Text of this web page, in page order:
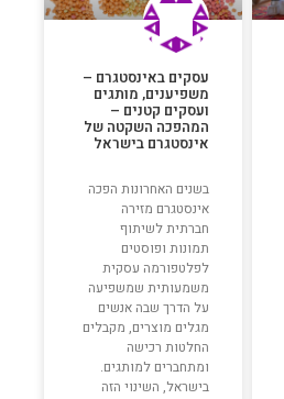
עסקים באינסטגרם –
משפיענים, מותגים
ועסקים קטנים –
המהפכה השקטה של
אינסטגרם בישראל
בשנים האחרונות הפכה
אינסטגרם מזירה
חברתית לשיתוף
תמונות ופוסטים
לפלטפורמה עסקית
משמעותית שמשפיעה
על הדרך שבה אנשים
מגלים מוצרים, מקבלים
החלטות רכישה
ומתחברים למותגים.
בישראל, השינוי הזה